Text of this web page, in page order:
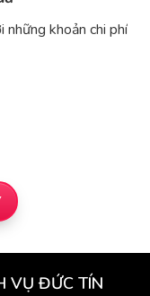
những khoản chi phí
VỤ ĐỨC TÍN